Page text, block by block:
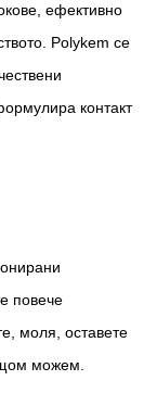
ефективно
Polykem се
контакт
повече
моля, оставете
можем.